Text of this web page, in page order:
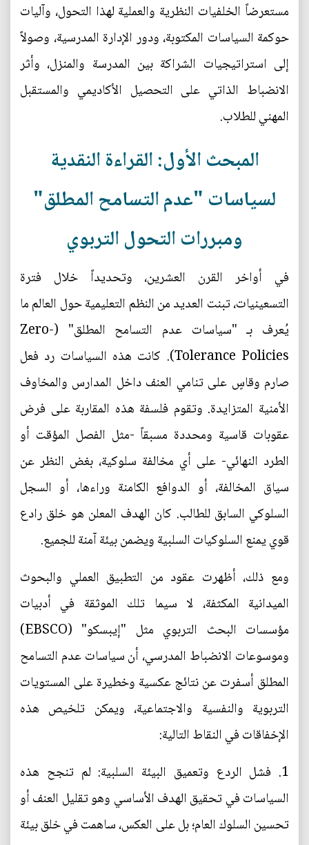
مستعرضاً الخلفيات النظرية والعملية لهذا التحول، وآليات
حوكمة السياسات المكتوبة، ودور الإدارة المدرسية، وصولاً
إلى استراتيجيات الشراكة بين المدرسة والمنزل، وأثر
الانضباط الذاتي على التحصيل الأكاديمي والمستقبل
المهني للطلاب.
المبحث الأول: القراءة النقدية
لسياسات "عدم التسامح المطلق"
ومبررات التحول التربوي
في أواخر القرن العشرين، وتحديداً خلال فترة
التسعينيات، تبنت العديد من النظم التعليمية حول العالم ما
يُعرف بـ "سياسات عدم التسامح المطلق" (Zero-
Tolerance Policies). كانت هذه السياسات رد فعل
صارم وقاسٍ على تنامي العنف داخل المدارس والمخاوف
الأمنية المتزايدة. وتقوم فلسفة هذه المقاربة على فرض
عقوبات قاسية ومحددة مسبقاً -مثل الفصل المؤقت أو
الطرد النهائي- على أي مخالفة سلوكية، بغض النظر عن
سياق المخالفة، أو الدوافع الكامنة وراءها، أو السجل
السلوكي السابق للطالب. كان الهدف المعلن هو خلق رادع
قوي يمنع السلوكيات السلبية ويضمن بيئة آمنة للجميع.
ومع ذلك، أظهرت عقود من التطبيق العملي والبحوث
الميدانية المكثفة، لا سيما تلك الموثقة في أدبيات
مؤسسات البحث التربوي مثل "إيبسكو" (EBSCO)
وموسوعات الانضباط المدرسي، أن سياسات عدم التسامح
المطلق أسفرت عن نتائج عكسية وخطيرة على المستويات
التربوية والنفسية والاجتماعية، ويمكن تلخيص هذه
الإخفاقات في النقاط التالية:
1. فشل الردع وتعميق البيئة السلبية: لم تنجح هذه
السياسات في تحقيق الهدف الأساسي وهو تقليل العنف أو
تحسين السلوك العام؛ بل على العكس، ساهمت في خلق بيئة